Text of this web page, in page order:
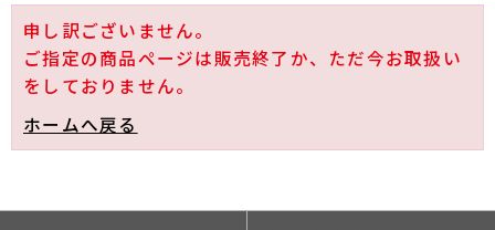
小学生 低・中学年向け水筒
小学生 中・高学年向け水筒
申し訳ございません。
ご指定の商品ページは販売終了か、ただ今お取扱い
をしておりません。
ホームへ戻る